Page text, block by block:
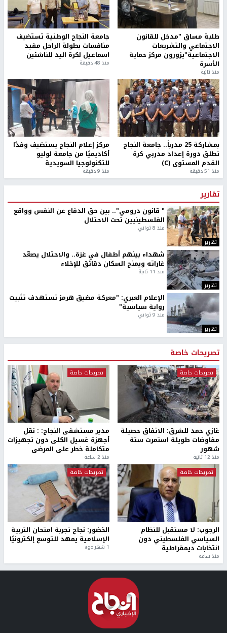
طلبة مساق "مدخل للقانون
الاجتماعي والتشريعات
الاجتماعية"يزورون مركز حماية
الأسرة
منذ ثانية
جامعة النجاح الوطنية تستضيف
منافسات بطولة الراحل مفيد
اسماعيل لكرة اليد للناشئين
منذ 48 دقيقة
بمشاركة 25 مدرباً.. جامعة النجاح
تطلق دورة إعداد مدربي كرة
القدم المستوى (C)
منذ 51 دقيقة
مركز إعلام النجاح يستضيف وفدًا
أكاديميًا من جامعة لوليو
للتكنولوجيا السويدية
منذ 9 دقيقة
تقارير
تقارير
" قانون درومي".. بين حق الدفاع عن النفس وواقع
الفلسطينيين تحت الاحتلال
منذ 8 ثواني
تقارير
شهداء بينهم أطفال في غزة.. والاحتلال يصعّد
غاراته ويمنح السكان دقائق للإخلاء
منذ 11 ثانية
تقارير
الإعلام العبري: "معركة مضيق هرمز تستهدف تثبيت
رواية سياسية"
منذ 9 ثواني
تصريحات خاصة
تصريحات خاصة
غازي حمد للشرق: الاتفاق حصيلة
مفاوضات طويلة استمرت ستة
شهور
منذ 12 ثانية
تصريحات خاصة
مدير مستشفى النجاح: : نقل
أجهزة غسيل الكلى دون تجهيزات
متكاملة خطر على المرضى
منذ 2 ساعة
تصريحات خاصة
الرجوب: لا مستقبل للنظام
السياسي الفلسطيني دون
انتخابات ديمقراطية
منذ ساعة
تصريحات خاصة
الخضور: نجاح تجربة امتحان التربية
الإسلامية يمهد للتوسع إلكترونيًا
1 شهر ago